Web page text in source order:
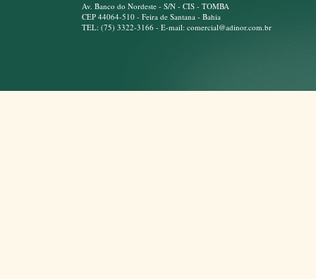
Av. Banco do Nordeste - S/N - CIS - TOMBA
CEP 44064-510 - Feira de Santana - Bahia
TEL: (75) 3322-3166 - E-mail: comercial@adinor.com.br